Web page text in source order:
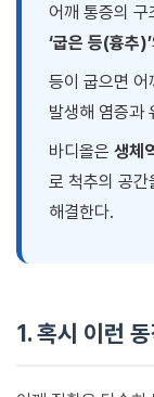
어깨 통증의 구
‘굽은 등(흉추)’
등이 굽으면 어
발생해 염증과
바디올은 생체
로 척추의 공
해결한다.
1. 혹시 이런